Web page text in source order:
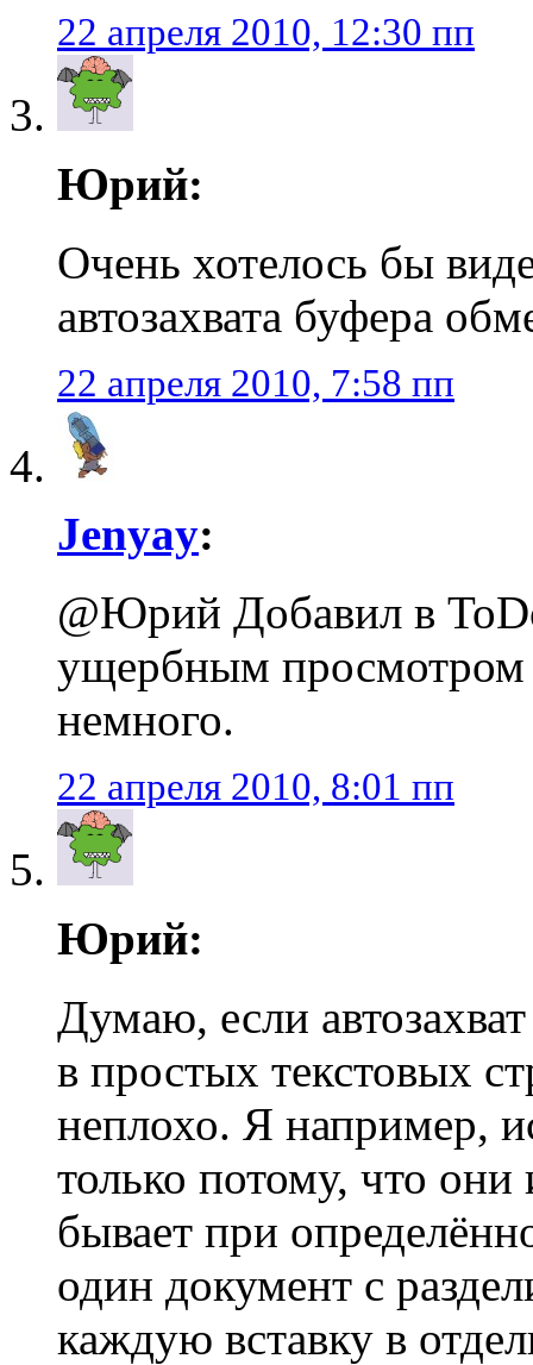
22 апреля 2010, 12:30 пп
Юрий:
Очень хотелось бы
автозахвата буфера
22 апреля 2010, 7:58 пп
Jenyay:
@Юрий Добавил в
ущербным просмотром
немного.
22 апреля 2010, 8:01 пп
Юрий:
Думаю, если
в простых текстовых
неплохо. Я например,
только потому, что
бывает при
один документ с
каждую вставку в